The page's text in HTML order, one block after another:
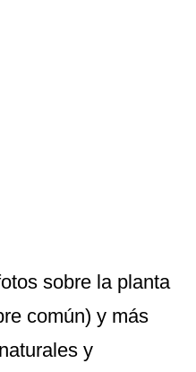
sobre la planta
común) y más
y